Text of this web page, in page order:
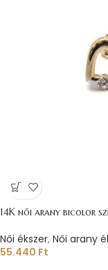
14K női arany bicolor
Női ékszer, Női arany
55.440 Ft